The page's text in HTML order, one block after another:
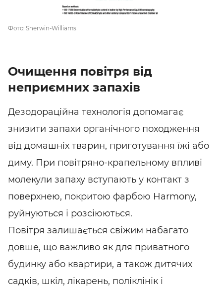
SUBSCRIBE
Фото: Sherwin-Williams
Очищення повітря від
неприємних запахів
Дезодораційна технологія допомагає
знизити запахи органічного походження
від домашніх тварин, приготування їжі або
диму. При повітряно-крапельному впливі
молекули запаху вступають у контакт з
поверхнею, покритою фарбою Harmony,
руйнуються і розсіюються.
Повітря залишається свіжим набагато
довше, що важливо як для приватного
будинку або квартири, а також дитячих
садків, шкіл, лікарень, поліклінік і